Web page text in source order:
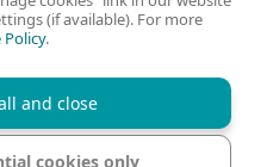
(if available). For more
Policy.
and close
cookies only